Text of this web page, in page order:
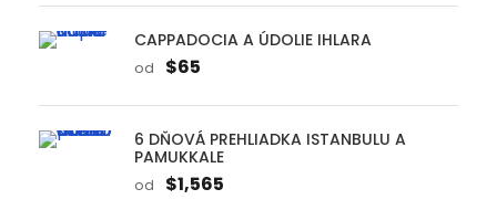
CAPPADOCIA A ÚDOLIE IHLARA
od $65
6 DŇOVÁ PREHLIADKA ISTANBULU A
PAMUKKALE
od $1,565